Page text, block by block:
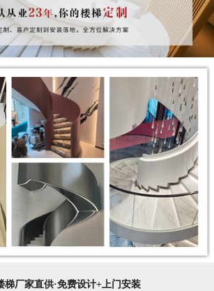
梯厂家直供·免费设计+上门安装